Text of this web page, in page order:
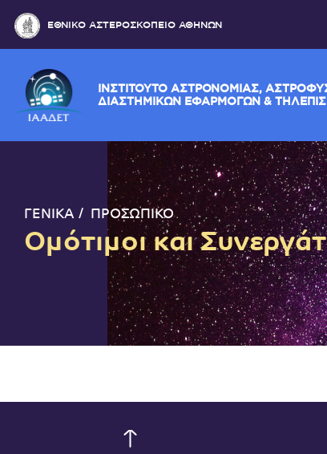
ΙΝΣΤΙΤΟΥΤΟ ΑΣΤΡΟΝΟΜΙΑΣ,
ΕΘΝΙΚΟ ΑΣΤΕΡΟΣΚΟΠΕΙΟ ΑΘΗΝΩΝ
ΓΕΝΙΚΑ ΠΡΟΣΩΠΙΚΟ
Ομότιμοι και